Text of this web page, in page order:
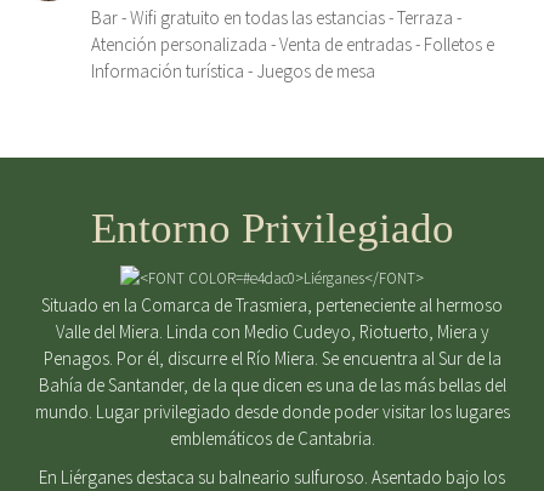
Bar - Wifi gratuito en todas las estancias - Terraza -
Atención personalizada - Venta de entradas - Folletos e
Información turística - Juegos de mesa
Entorno Privilegiado
Situado en la Comarca de Trasmiera, perteneciente al hermoso
Valle del Miera. Linda con Medio Cudeyo, Riotuerto, Miera y
Penagos. Por él, discurre el Río Miera. Se encuentra al Sur de la
Bahía de Santander, de la que dicen es una de las más bellas del
mundo. Lugar privilegiado desde donde poder visitar los lugares
emblemáticos de Cantabria.
En Liérganes destaca su balneario sulfuroso. Asentado bajo los